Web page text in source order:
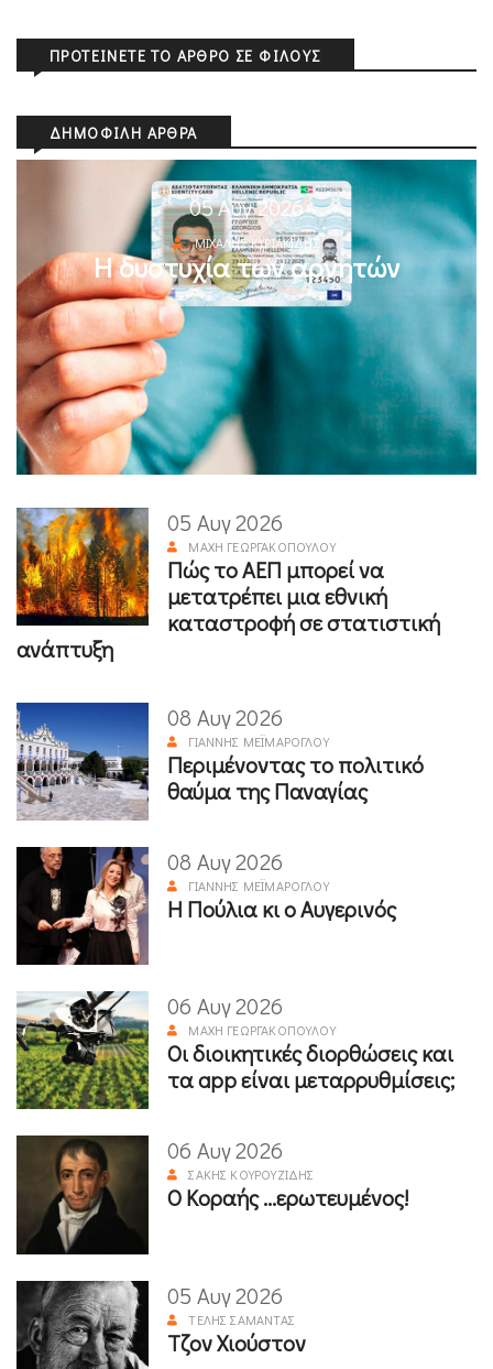
ΠΡΟΤΕΊΝΕΤΕ ΤΟ ΆΡΘΡΟ ΣΕ ΦΊΛΟΥΣ
ΔΗΜΟΦΙΛΉ ΆΡΘΡΑ
05 Αυγ 2026
ΜΙΧΆΛΗΣ ΚΥΡΙΑΚΊΔΗΣ
Η δυστυχία των αρνητών
05 Αυγ 2026
ΜΆΧΗ ΓΕΩΡΓΑΚΟΠΟΎΛΟΥ
Πώς το ΑΕΠ μπορεί να
μετατρέπει μια εθνική
καταστροφή σε στατιστική
ανάπτυξη
08 Αυγ 2026
ΓΙΆΝΝΗΣ ΜΕΪΜΆΡΟΓΛΟΥ
Περιμένοντας το πολιτικό
θαύμα της Παναγίας
08 Αυγ 2026
ΓΙΆΝΝΗΣ ΜΕΪΜΆΡΟΓΛΟΥ
Η Πούλια κι ο Αυγερινός
06 Αυγ 2026
ΜΆΧΗ ΓΕΩΡΓΑΚΟΠΟΎΛΟΥ
Οι διοικητικές διορθώσεις και
τα app είναι μεταρρυθμίσεις;
06 Αυγ 2026
ΣΆΚΗΣ ΚΟΥΡΟΥΖΊΔΗΣ
Ο Κοραής ...ερωτευμένος!
05 Αυγ 2026
ΤΈΛΗΣ ΣΑΜΑΝΤΆΣ
Τζον Χιούστον